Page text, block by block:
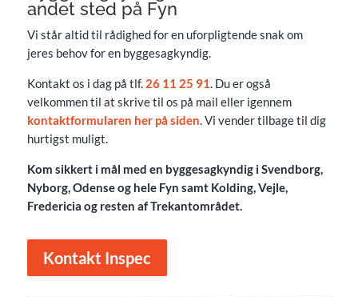
andet sted på Fyn
Vi står altid til rådighed for en uforpligtende snak om
jeres behov for en byggesagkyndig.
Kontakt os i dag på tlf. 26 11 25 91. Du er også
velkommen til at skrive til os på mail eller igennem
kontaktformularen her på siden. Vi vender tilbage til dig
hurtigst muligt.
Kom sikkert i mål med en byggesagkyndig i Svendborg,
Nyborg, Odense og hele Fyn samt Kolding, Vejle,
Fredericia og resten af Trekantområdet.
Kontakt Inspec